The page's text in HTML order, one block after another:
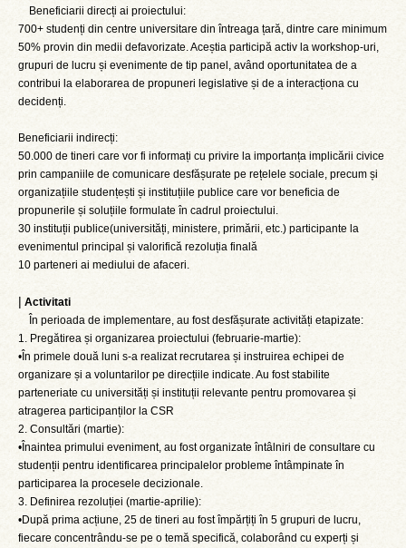
Beneficiarii direcți ai proiectului:
700+ studenți din centre universitare din întreaga țară, dintre care minimum
50% provin din medii defavorizate. Aceștia participă activ la workshop-uri,
grupuri de lucru și evenimente de tip panel, având oportunitatea de a
contribui la elaborarea de propuneri legislative și de a interacționa cu
decidenți.
Beneficiarii indirecți:
50.000 de tineri care vor fi informați cu privire la importanța implicării civice
prin campaniile de comunicare desfășurate pe rețelele sociale, precum și
organizațiile studențești și instituțiile publice care vor beneficia de
propunerile și soluțiile formulate în cadrul proiectului.
30 instituții publice(universități, ministere, primării, etc.) participante la
evenimentul principal și valorifică rezoluția finală
10 parteneri ai mediului de afaceri.
| Activitati
În perioada de implementare, au fost desfășurate activități etapizate:
1. Pregătirea și organizarea proiectului (februarie-martie):
•În primele două luni s-a realizat recrutarea și instruirea echipei de
organizare și a voluntarilor pe direcțiile indicate. Au fost stabilite
parteneriate cu universități și instituții relevante pentru promovarea și
atragerea participanților la CSR
2. Consultări (martie):
•Înaintea primului eveniment, au fost organizate întâlniri de consultare cu
studenții pentru identificarea principalelor probleme întâmpinate în
participarea la procesele decizionale.
3. Definirea rezoluției (martie-aprilie):
•După prima acțiune, 25 de tineri au fost împărțiți în 5 grupuri de lucru,
fiecare concentrându-se pe o temă specifică, colaborând cu experți și